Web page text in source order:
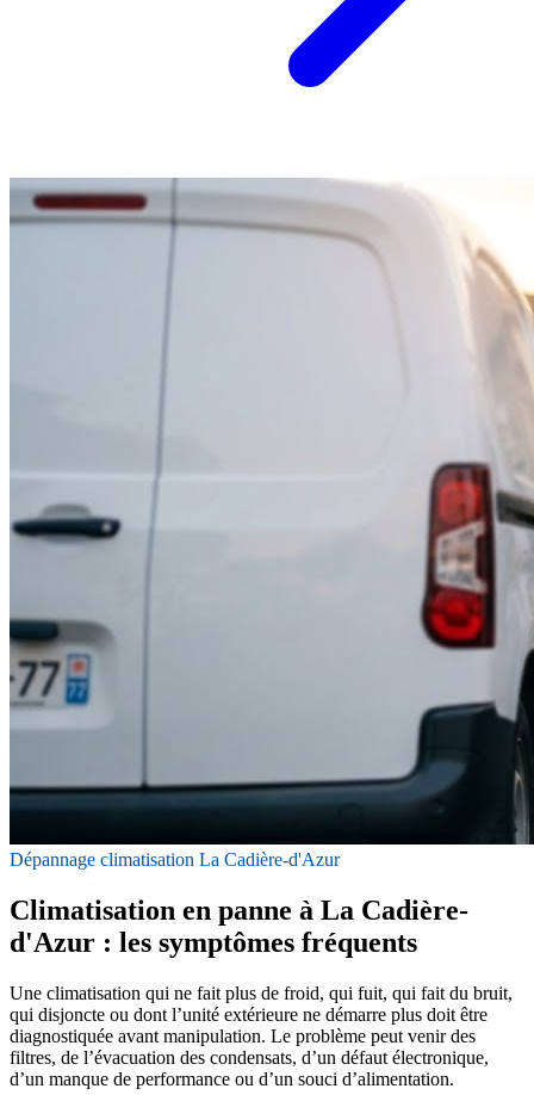
Dépannage climatisation La Cadière-d'Azur
Climatisation en panne à La Cadière-
d'Azur : les symptômes fréquents
Une climatisation qui ne fait plus de froid, qui fuit, qui fait du bruit,
qui disjoncte ou dont l’unité extérieure ne démarre plus doit être
diagnostiquée avant manipulation. Le problème peut venir des
filtres, de l’évacuation des condensats, d’un défaut électronique,
d’un manque de performance ou d’un souci d’alimentation.